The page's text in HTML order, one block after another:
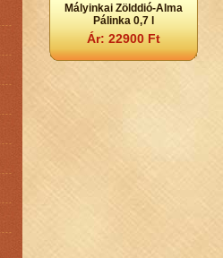
Mályinkai Zölddió-Alma
Pálinka 0,7 l
Ár: 22900 Ft